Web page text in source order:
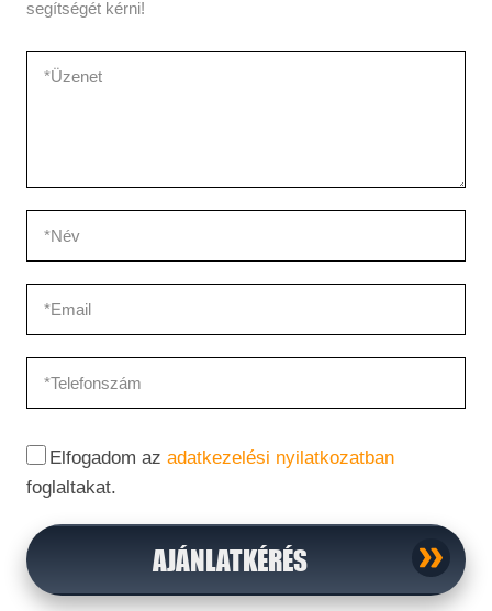
segítségét kérni!
Elfogadom az adatkezelési nyilatkozatban
foglaltakat.
AJÁNLATKÉRÉS